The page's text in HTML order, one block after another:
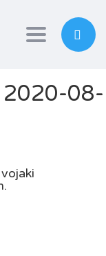
Toggle
2020-08-